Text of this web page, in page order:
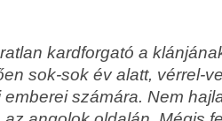
kardforgató a
sok-sok év alatt, vérrel-
emberei számára. Nem